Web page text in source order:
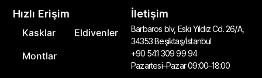
Hızlı Erişim
Kasklar
Eldivenler
Montlar
İletişim
Barbaros blv, Eski Yıldız Cd. 26/A,
34353 Beşiktaş/İstanbul
+90 541 309 99 94
Pazartesi–Pazar 09:00–18:00